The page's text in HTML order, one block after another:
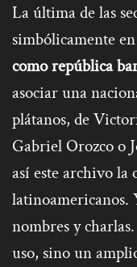
La última de las
simbólicamente
como república
asociar una
plátanos, de
Gabriel Orozco o
así este archivo la
latinoamericanos.
nombres y
uso, sino un